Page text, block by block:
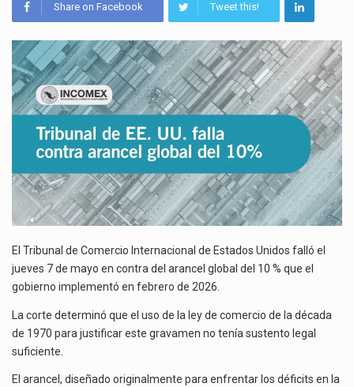
La inversión fija bruta en México registró un aumento de 1.1% interanual en mayo de…
El gobierno de Estados Unidos anunciará un arancel del 15 % sobre los productos fabricados…
El Departamento de Agricultura de Estados Unidos (USDA) suspendió el 5 de agosto de 2026…
UU.
CONTRA
ARANCEL
GLOBAL
DEL
10
%
Share on Facebook Tweet this!
El Tribunal de Comercio Internacional de Estados Unidos falló el
jueves 7 de mayo en contra del arancel global del 10 % que el
gobierno implementó en febrero de 2026.
La corte determinó que el uso de la ley de comercio de la década
de 1970 para justificar este gravamen no tenía sustento legal
suficiente.
El arancel, diseñado originalmente para enfrentar los déficits en la